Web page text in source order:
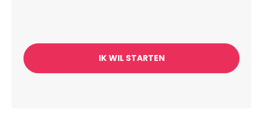
IK WIL STARTEN